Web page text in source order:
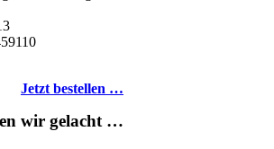
Jetzt bestellen …
wir gelacht …